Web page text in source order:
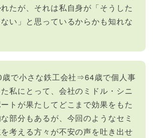
たが、それは私自身が「そうした
い」と思っているからかも知れな
で小さな鉄工会社⇒64歳で個人事
私にとって、会社のミドル・シニ
トが果たしてどこまで効果をもた
部分もあるが、今回のようなセミ
考える方々が不安の声を吐き出せ